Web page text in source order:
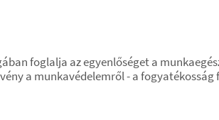
foglalja az egyenlőséget a
a munkavédelemről - a